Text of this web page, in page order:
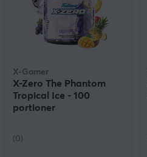
X-Gamer
X-Zero The Phantom
Tropical Ice - 100
portioner
(0)